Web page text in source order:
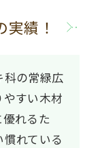
績！
科の常緑広
すい木材
れるた
れている